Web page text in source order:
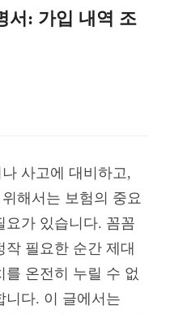
서: 가입 내역 조
사고에 대비하고,
해서는 보험의 중요
요가 있습니다. 꼼꼼
필요한 순간 제대
를 온전히 누릴 수 없
니다. 이 글에서는